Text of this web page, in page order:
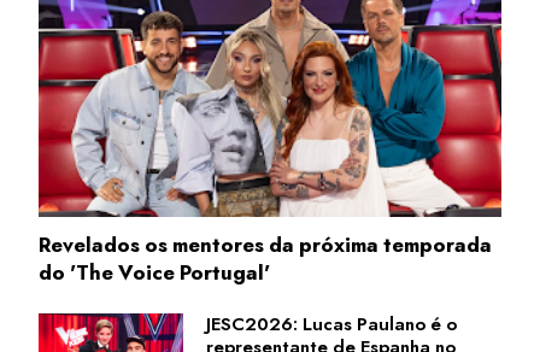
Revelados os mentores da próxima temporada
do 'The Voice Portugal'
JESC2026: Lucas Paulano é o